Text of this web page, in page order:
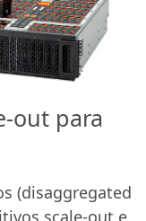
out para
(disaggregated